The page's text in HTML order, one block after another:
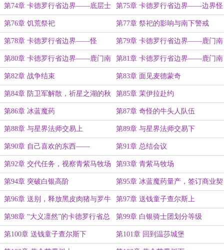
卫军
第74章 卡德罗行省边界——底层士
兵的期望
第75章 卡德罗行省边界——边界怪
物氏族异样情况
第76章 饥荒祭祀 第77章 祭祀的影响与南下警戒
第78章 卡德罗行省边界——怪
物“北上”
第79章 卡德罗行省边界——鹿门南
山之战上
第80章 卡德罗行省边界——鹿门南
山之战中
第81章 卡德罗行省边界——鹿门南
山之战下
第82章 战争结束 第83章 面见麦德蒙奇
第84章 防卫军解散，祈星之湖的秋
收粮食储备
第85章 茉伊拉赴约
第86章 冰蓝魔药 第87章 奇怪的牛头人队伍
第88章 与星界法师交易上 第89章 与星界法师交易下
第90章 自己喜欢的东西—— 第91章 总结会议
第92章 交代任务，视察青紫马牧场 第93章 青紫马牧场
第94章 突破白银高阶 第95章 冰蓝魔药量产，签订商业契
约
第96章 送别，释放黑皮肉猪与罗牛
驼兽
第97章 送钱童子查尔斯上
第98章 “大义凛然”的卡德罗行省总
督菲斯克
第99章 白银骑士团划分等级
第100章 送钱童子查尔斯下 第101章 回到温莎城堡